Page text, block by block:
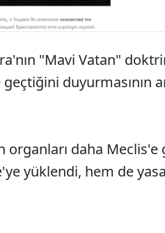
"Mavi Vatan"
duyurmasının
organları daha Meclis'e
yüklendi, hem de yasa